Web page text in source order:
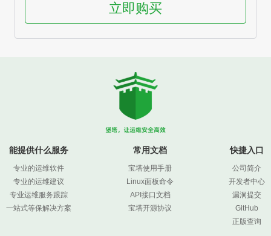
立即购买
能提供什么服务
专业的运维软件
专业的运维建议
专业运维服务跟踪
一站式等保解决方案
常用文档
宝塔使用手册
Linux面板命令
API接口文档
宝塔开源协议
快捷入口
公司简介
开发者中心
漏洞提交
GitHub
正版查询